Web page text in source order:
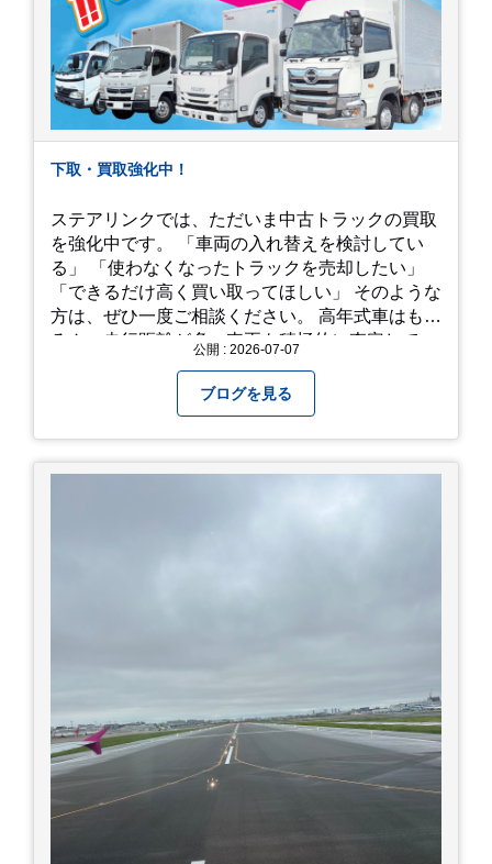
下取・買取強化中！
ステアリンクでは、ただいま中古トラックの買取
を強化中です。 「車両の入れ替えを検討してい
る」 「使わなくなったトラックを売却したい」
「できるだけ高く買い取ってほしい」 そのような
方は、ぜひ一度ご相談ください。 高年式車はもち
ろん、走行距離が多い車両も積極的に査定してい
ただいており、豊富な販売ネットワークを活かし
た高価買取が可能です。
公開 : 2026-07-07
ブログを見る